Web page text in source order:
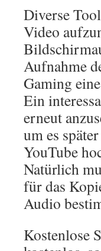
Diverse
Video
Aufnahme
Gaming
Ein
erneut
um es
YouTube
Natürlich
für das
Audio
Kostenlose